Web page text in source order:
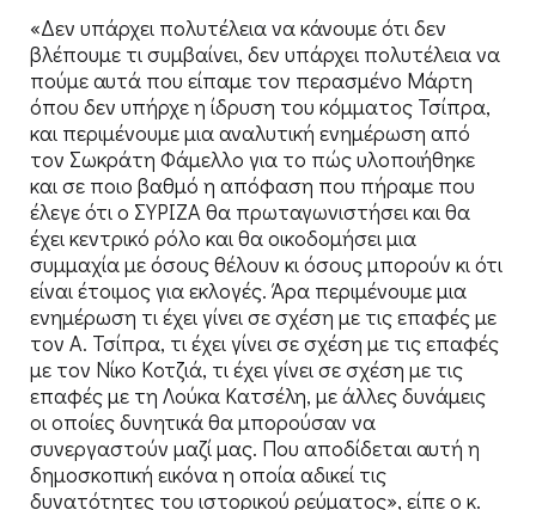
«Δεν υπάρχει πολυτέλεια να κάνουμε ότι δεν
βλέπουμε τι συμβαίνει, δεν υπάρχει πολυτέλεια να
πούμε αυτά που είπαμε τον περασμένο Μάρτη
όπου δεν υπήρχε η ίδρυση του κόμματος Τσίπρα,
και περιμένουμε μια αναλυτική ενημέρωση από
τον Σωκράτη Φάμελλο για το πώς υλοποιήθηκε
και σε ποιο βαθμό η απόφαση που πήραμε που
έλεγε ότι ο ΣΥΡΙΖΑ θα πρωταγωνιστήσει και θα
έχει κεντρικό ρόλο και θα οικοδομήσει μια
συμμαχία με όσους θέλουν κι όσους μπορούν κι ότι
είναι έτοιμος για εκλογές. Άρα περιμένουμε μια
ενημέρωση τι έχει γίνει σε σχέση με τις επαφές με
τον Α. Τσίπρα, τι έχει γίνει σε σχέση με τις επαφές
με τον Νίκο Κοτζιά, τι έχει γίνει σε σχέση με τις
επαφές με τη Λούκα Κατσέλη, με άλλες δυνάμεις
οι οποίες δυνητικά θα μπορούσαν να
συνεργαστούν μαζί μας. Που αποδίδεται αυτή η
δημοσκοπική εικόνα η οποία αδικεί τις
δυνατότητες του ιστορικού ρεύματος», είπε ο κ.